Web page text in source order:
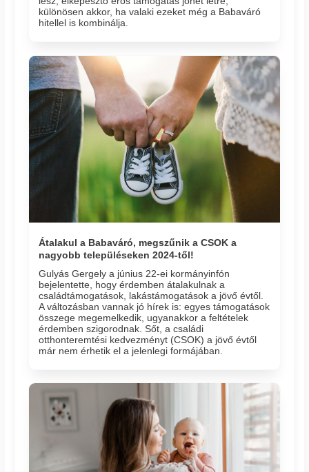
különösen akkor, ha valaki ezeket még a Babaváró
hitellel is kombinálja.
Átalakul a Babaváró, megszűnik a CSOK a
nagyobb településeken 2024-től!
Gulyás Gergely a június 22-ei kormányinfón
bejelentette, hogy érdemben átalakulnak a
családtámogatások, lakástámogatások a jövő évtől.
A változásban vannak jó hírek is: egyes támogatások
összege megemelkedik, ugyanakkor a feltételek
érdemben szigorodnak. Sőt, a családi
otthonteremtési kedvezményt (CSOK) a jövő évtől
már nem érhetik el a jelenlegi formájában.